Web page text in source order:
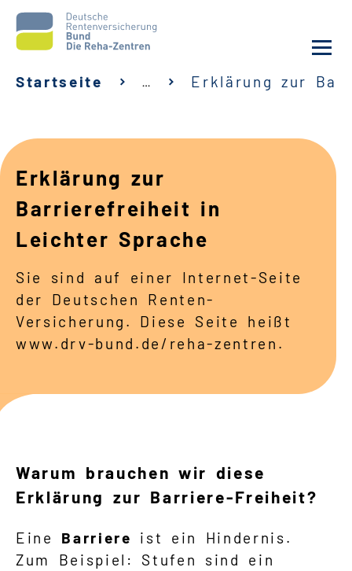
Unsere Kliniken
Reha von A bis Z
Karriere
Sozialdienste & Zuweisende
Erweiterte Suche
Startseite … Erklärung zur
Erklärung zur
Barrierefreiheit in
Leichter Sprache
Sie sind auf einer Internet-Seite
der Deutschen Renten-
Versicherung. Diese Seite heißt
www.drv-bund.de/reha-zentren.
Warum brauchen wir diese
Erklärung zur Barriere-Freiheit?
Eine Barriere
ist ein Hindernis.
Zum Beispiel: Stufen sind ein